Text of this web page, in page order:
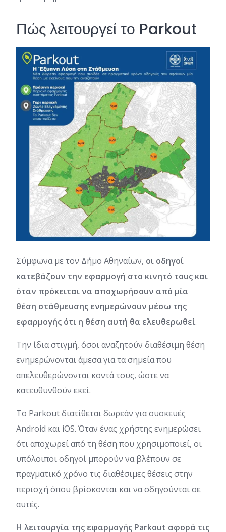
Πώς λειτουργεί το Parkout
Σύμφωνα με τον Δήμο Αθηναίων, οι οδηγοί
κατεβάζουν την εφαρμογή στο κινητό τους και
όταν πρόκειται να αποχωρήσουν από μία
θέση στάθμευσης ενημερώνουν μέσω της
εφαρμογής ότι η θέση αυτή θα ελευθερωθεί.
Την ίδια στιγμή, όσοι αναζητούν διαθέσιμη θέση
ενημερώνονται άμεσα για τα σημεία που
απελευθερώνονται κοντά τους, ώστε να
κατευθυνθούν εκεί.
Το Parkout διατίθεται δωρεάν για συσκευές
Android και iOS. Όταν ένας χρήστης ενημερώσει
ότι αποχωρεί από τη θέση που χρησιμοποιεί, οι
υπόλοιποι οδηγοί μπορούν να βλέπουν σε
πραγματικό χρόνο τις διαθέσιμες θέσεις στην
περιοχή όπου βρίσκονται και να οδηγούνται σε
αυτές.
Η λειτουργία της εφαρμογής Parkout αφορά τις